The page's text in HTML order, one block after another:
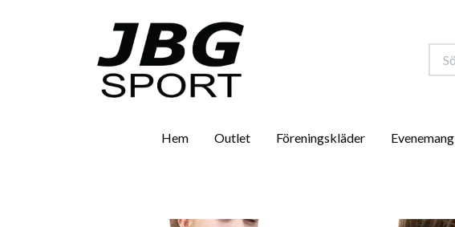
Hem Outlet Föreningskläder Evenemang